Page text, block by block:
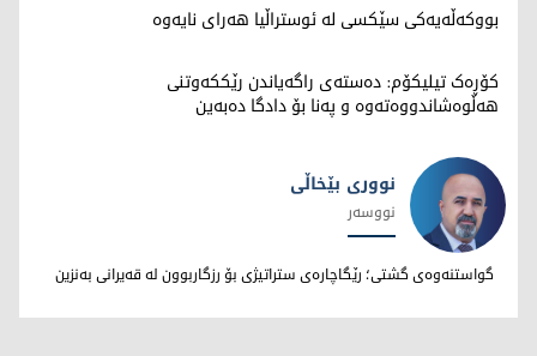
بووکەڵەیەکی سێکسی لە ئوستراڵیا هەرای نایەوە
کۆڕەک تیلیکۆم: دەستەی راگەیاندن رێککەوتنی
هەڵوەشاندووەتەوە و پەنا بۆ دادگا دەبەین
نووری بێخاڵی
نووری بێخاڵی
نووسەر
گواستنەوەی گشتی؛ رێگاچارەی ستراتیژی بۆ رزگاربوون لە قەیرانی بەنزین